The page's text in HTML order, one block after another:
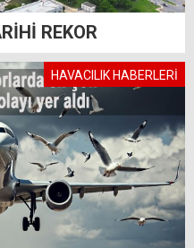
REKOR
HAVACILIK HABERLERİ